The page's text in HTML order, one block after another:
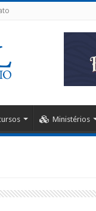
Ministérios